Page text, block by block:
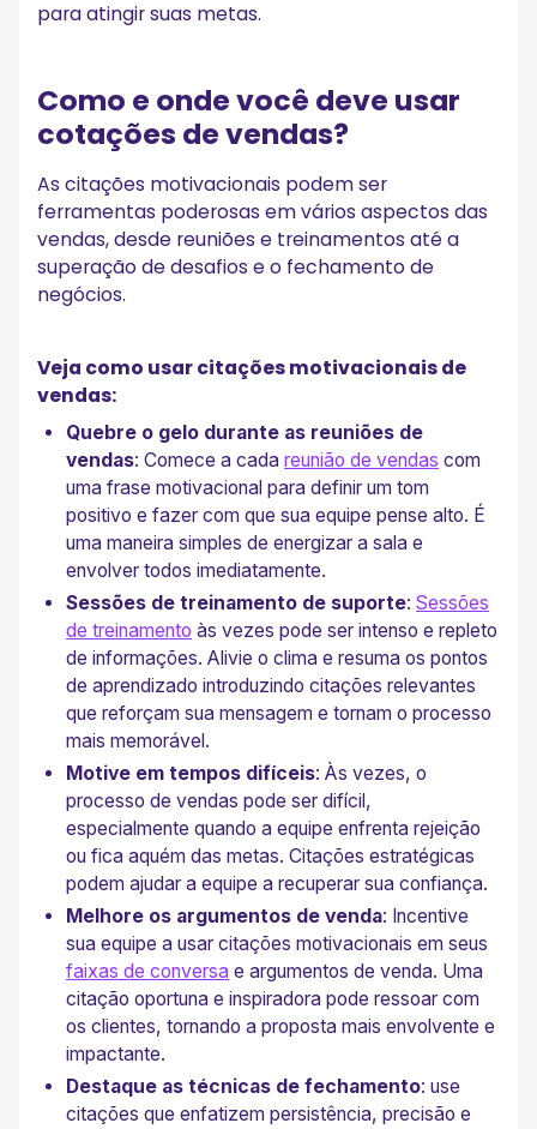
Motive sua equipe de vendas com o MeetGeek!
para atingir suas metas.
Como e onde você deve usar
cotações de vendas?
As citações motivacionais podem ser
ferramentas poderosas em vários aspectos das
vendas, desde reuniões e treinamentos até a
superação de desafios e o fechamento de
negócios.
Veja como usar citações motivacionais de
vendas:
Quebre o gelo durante as reuniões de
vendas: Comece a cadareunião de vendas com
uma frase motivacional para definir um tom
positivo e fazer com que sua equipe pense alto. É
uma maneira simples de energizar a sala e
envolver todos imediatamente.
Sessões de treinamento de suporte:Sessões
de treinamento às vezes pode ser intenso e repleto
de informações. Alivie o clima e resuma os pontos
de aprendizado introduzindo citações relevantes
que reforçam sua mensagem e tornam o processo
mais memorável.
Motive em tempos difíceis: Às vezes, o
processo de vendas pode ser difícil,
especialmente quando a equipe enfrenta rejeição
ou fica aquém das metas. Citações estratégicas
podem ajudar a equipe a recuperar sua confiança.
Melhore os argumentos de venda: Incentive
sua equipe a usar citações motivacionais em seus
faixas de conversa e argumentos de venda. Uma
citação oportuna e inspiradora pode ressoar com
os clientes, tornando a proposta mais envolvente e
impactante.
Destaque as técnicas de fechamento: use
citações que enfatizem persistência, precisão e